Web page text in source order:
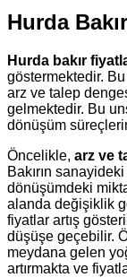
Hurda
Hurda bakır
göstermektedir.
arz ve talep
gelmektedir. Bu
dönüşüm
Öncelikle, arz ve
Bakırın
dönüşümdeki
alanda değişiklik
fiyatlar artış
düşüşe geçebilir.
meydana gelen
artırmakta ve